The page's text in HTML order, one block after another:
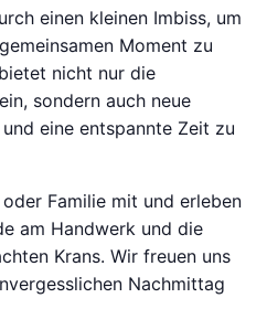
einen kleinen Imbiss, um
Moment zu
nicht nur die
sondern auch neue
eine entspannte Zeit zu
Familie mit und erleben
am Handwerk und die
Krans. Wir freuen uns
Nachmittag